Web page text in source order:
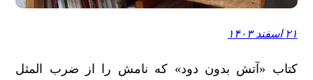
۲۱ اسفند ۱۴۰۳
کتاب «آتش بدون دود» که نامش را از ضرب المثل